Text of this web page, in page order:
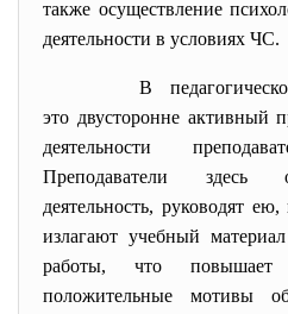
также осуществление
деятельности в условиях ЧС.
В
это двусторонне активный
деятельности
Преподаватели здесь
деятельность, руководят
излагают учебный
работы, что
положительные мотивы